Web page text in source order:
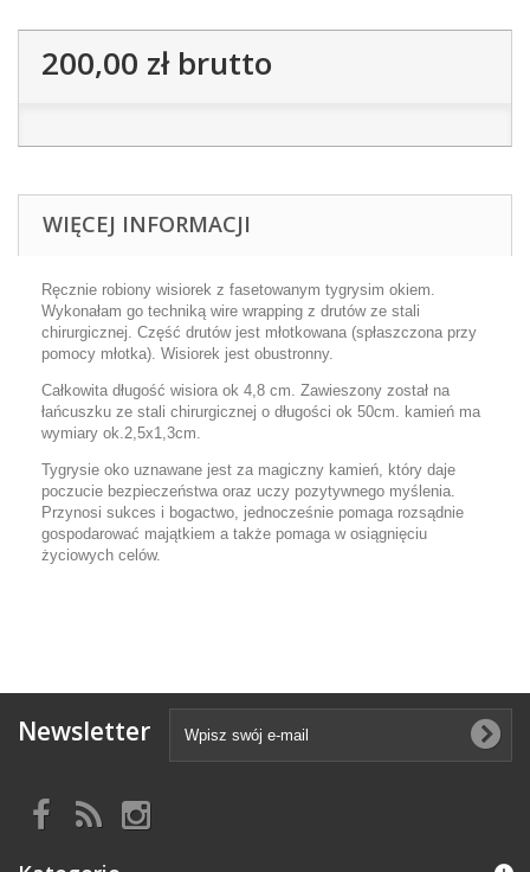
200,00 złbrutto
WIĘCEJ INFORMACJI
Ręcznie robiony wisiorek z fasetowanym tygrysim okiem.
Wykonałam go techniką wire wrapping z drutów ze stali
chirurgicznej. Część drutów jest młotkowana (spłaszczona przy
pomocy młotka). Wisiorek jest obustronny.
Całkowita długość wisiora ok 4,8 cm. Zawieszony został na
łańcuszku ze stali chirurgicznej o długości ok 50cm. kamień ma
wymiary ok.2,5x1,3cm.
Tygrysie oko uznawane jest za magiczny kamień, który daje
poczucie bezpieczeństwa oraz uczy pozytywnego myślenia.
Przynosi sukces i bogactwo, jednocześnie pomaga rozsądnie
gospodarować majątkiem a także pomaga w osiągnięciu
życiowych celów.
Newsletter